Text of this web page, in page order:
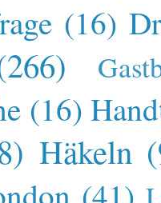
(16)
(16)
Häkeln
(41)